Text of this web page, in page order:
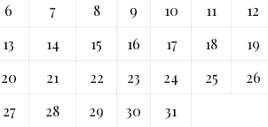
6
7 8 9 10 11
12
13
14 15 16 17 18
19
20
21 22 23 24 25
26
27
28 29 30
31